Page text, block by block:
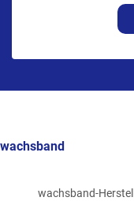
wachsband
wachsband-